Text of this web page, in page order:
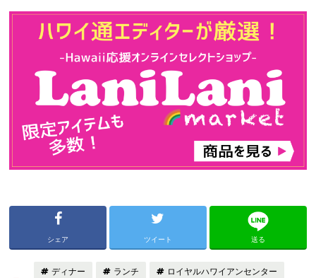
シェア ツイート 送る
ディナー ランチ ロイヤルハワイアンセンター